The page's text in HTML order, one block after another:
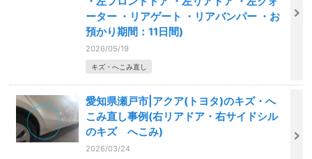
ーター ・リアゲート ・リアバンパー ・お
預かり期間：11日間)
2026/05/19
キズ・へこみ直し
愛知県瀬戸市|アクア(トヨタ)のキズ・へ
こみ直し事例(右リアドア・右サイドシル
のキズ へこみ)
2026/03/24